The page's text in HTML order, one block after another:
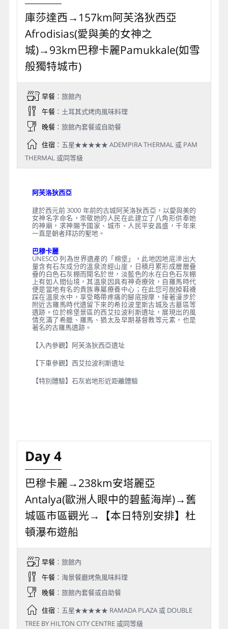
庫莎達西→157km阿芙洛狄西亞
Afrodisias(愛與美的女神之
城)→93km巴穆卡麗Pamukkale(如雪
般獨特城市)
早餐：旅館內
午餐：土耳其式烤肉風味料理
晚餐：旅館內套餐或自助餐
住宿：五星★★★★★ ADEMPIRA THERMAL 或 PAM
THERMAL 或同等級
阿芙洛狄西亞
建於西元前 3000 年前的古城阿芙洛狄西亞，以愛與美的
女神名字命名，崇敬她的人民在此建立了八角形供奉她
的神廟，求神賜予國家、城市、人民平安昌盛，千年來
一直是朝者拜訪的聖地。
巴穆卡麗
UNESCO 列為世界遺產的「棉堡」，此地因地底滲出大
量含有石灰成分的溫泉流經山崖，日積月累形成層層疊
疊的白色石灰棚而聞名於世，淡藍色的水在白色石灰棚
上有如人間仙境，其溫泉因具有神奇療效，自羅馬時代
便是當地有名的貴族專屬療養中心；在此您可脫掉鞋襪
踩在溫泉水中，享受略帶疼痛的腳底按摩，接著漫步於
附近古羅馬時代遺留下來的希拉波里斯古城及古墓區等
遺跡。位於棉堡景區的西艾拉波利斯遺址，展現出的風
情充滿了希臘、羅馬、猶太及早期基督教等元素，也是
著名的古羅馬遺跡。
【入內參觀】阿芙洛狄西亞遺址
【下車參觀】西艾拉波利斯遺址
【特別體驗】石灰岩地形近距離體驗
Day 4
巴穆卡麗→238km安塔麗亞
Antalya(歐洲人眼中的碧藍海岸)→舊
城區市區觀光→【本日特別安排】杜
頓瀑布遊船
早餐：旅館內
午餐：海景餐廳烤魚風味料理
晚餐：旅館內套餐或自助餐
住宿：五星★★★★★ RAMADA PLAZA 或 DOUBLE
TREE BY HILTON CITY CENTRE 或同等級